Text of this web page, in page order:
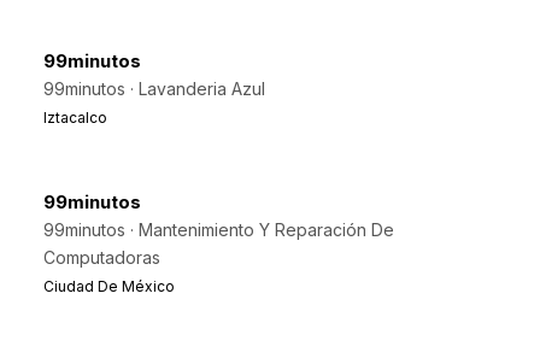
99minutos
99minutos · Lavanderia Azul
Iztacalco
99minutos
99minutos · Mantenimiento Y Reparación De
Computadoras
Ciudad De México